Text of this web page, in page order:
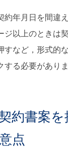
約年月日を間違
ジ以上のときは
すなど，形式的
する必要がありま
約書案を
点